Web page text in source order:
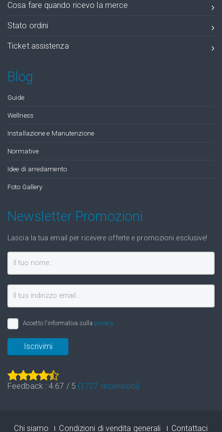
Cosa fare quando ricevo la merce
Stato ordini
Ticket assistenza
Blog
Guide
Wellness
Installazione e Manutenzione
Normative
Idee di arredamento
Foto Gallery
Newsletter Promozioni
Lascia la tua email per ricevere offerte e promozioni esclusive!
Accetto l'informativa sulla privacy
Iscrivimi
Feedback :4.67 / 5 (1727 recensioni)
Chi siamo Condizioni di vendita generali Contattaci